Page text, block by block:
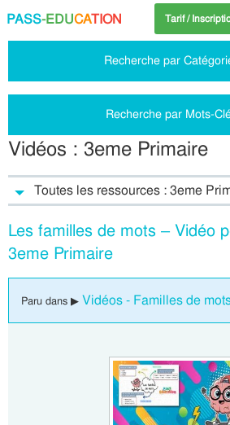
PASS-EDUCATION Tarif /
Recherche par
Recherche par Mots-
Vidéos : 3eme Primaire
Toutes les ressources : 3eme
Les familles de mots – Vidéo
3eme Primaire
Paru dans ▶ Vidéos - Familles de